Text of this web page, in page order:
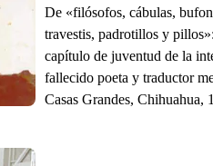
De «filósofos, cábulas,
travestis, padrotillos y
capítulo de juventud de la
fallecido poeta y traductor
Casas Grandes, Chihuahua,